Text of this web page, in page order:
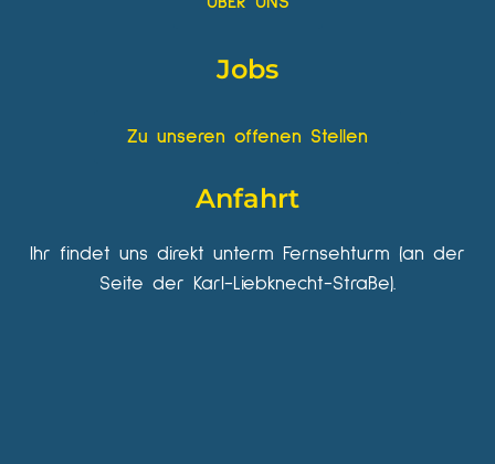
Jobs
Zu unseren offenen Stellen
Anfahrt
Ihr findet uns direkt unterm Fernsehturm (an der
Seite der Karl-Liebknecht-Straße).